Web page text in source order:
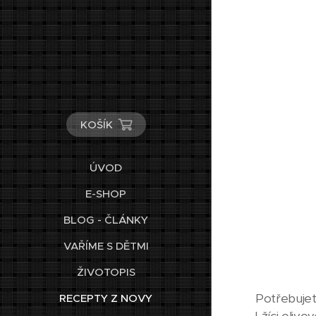
KOŠÍK
ÚVOD
E-SHOP
BLOG - ČLÁNKY
VAŘÍME S DĚTMI
ŽIVOTOPIS
RECEPTY Z NOVY